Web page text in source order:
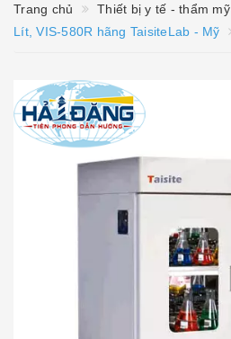
Trang chủ Thiết bị y tế - thẩm mỹ
Lít, VIS-580R hãng TaisiteLab - Mỹ